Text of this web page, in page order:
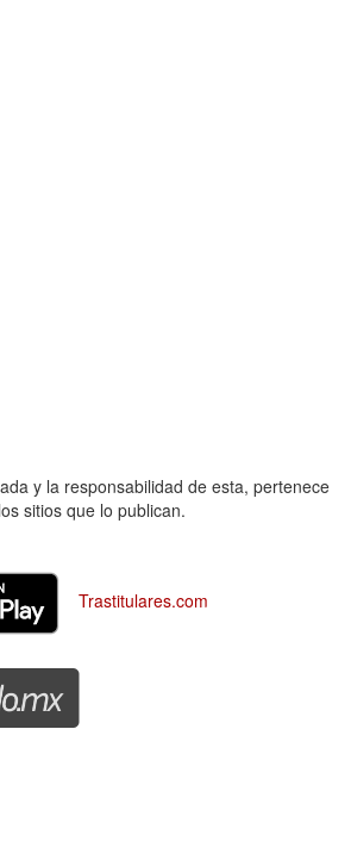
y la responsabilidad de esta, pertenece
sitios que lo publican.
Trastitulares.com